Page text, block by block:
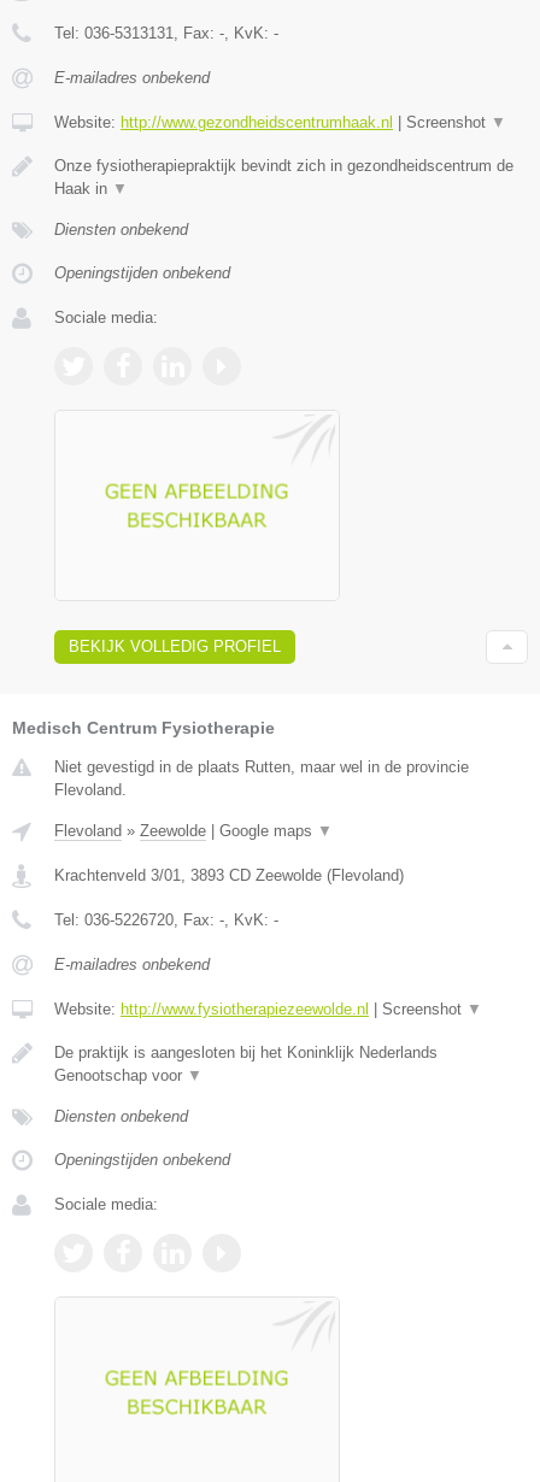
Tel: 036-5313131, Fax: -, KvK: -
E-mailadres onbekend
Website: http://www.gezondheidscentrumhaak.nl Screenshot ▼
Onze fysiotherapiepraktijk bevindt zich in gezondheidscentrum de
Haak in ▼
Diensten onbekend
Openingstijden onbekend
Sociale media:
BEKIJK VOLLEDIG PROFIEL
Medisch Centrum Fysiotherapie
Niet gevestigd in de plaats Rutten, maar wel in de provincie
Flevoland.
Flevoland » Zeewolde Google maps ▼
Krachtenveld 3/01, 3893 CD Zeewolde (Flevoland)
Tel: 036-5226720, Fax: -, KvK: -
E-mailadres onbekend
Website: http://www.fysiotherapiezeewolde.nl Screenshot ▼
De praktijk is aangesloten bij het Koninklijk Nederlands
Genootschap voor ▼
Diensten onbekend
Openingstijden onbekend
Sociale media: